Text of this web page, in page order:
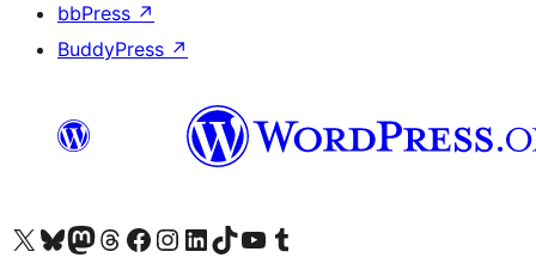
bbPress ↗
BuddyPress ↗
Visiteu el nostre compte X (abans Twitter)
Visiteu el nostre compte de Bluesky
Visiteu el nostre compte al Mastodon
Visiteu el nostre compte de Threads
Visiteu la nostra pàgina al Facebook
Visiteu el nostre compte d'Instagram
Visiteu el nostre compte de LinkedIn
Visiteu el nostre compte de TikTok
Visiteu el nostre canal al YouTube
Visiteu el nostre compte de Tumblr